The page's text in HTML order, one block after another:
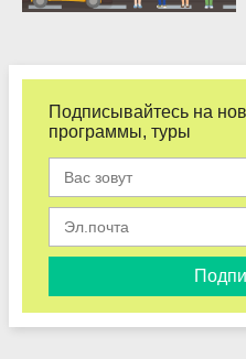
Подписывайтесь на
программы, туры